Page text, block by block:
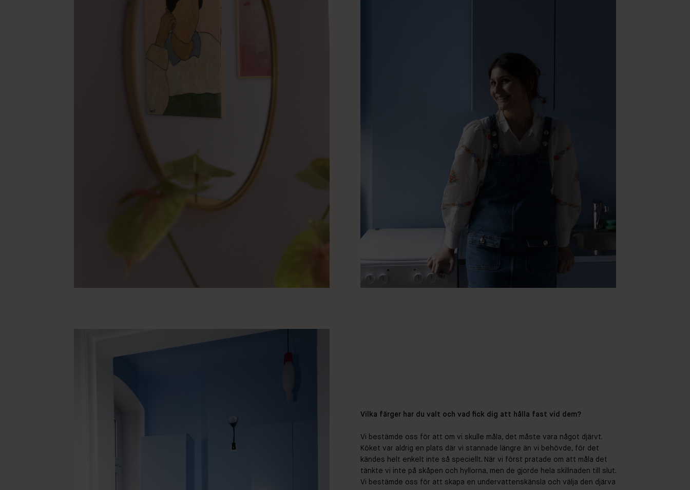
Vilka färger har du valt och vad fick dig att hålla fast vid dem?
Vi bestämde oss för att om vi skulle måla, det måste vara något djärvt.
Köket var aldrig en plats där vi stannade längre än vi behövde, för det
kändes helt enkelt inte så speciellt. När vi först pratade om att måla det
tänkte vi inte på skåpen och hyllorna, men de gjorde hela skillnaden till slut.
Vi bestämde oss för att skapa en undervattenskänsla och välja den djärva